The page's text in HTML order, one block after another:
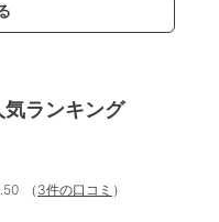
ランキング
（ 3件の口コミ ）